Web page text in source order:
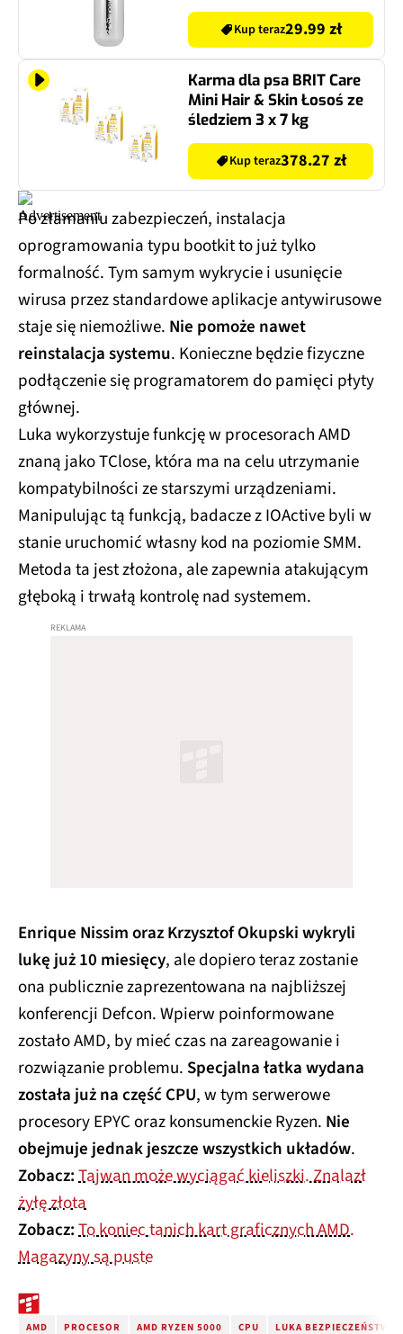
Kup teraz29.99 zł
Karma dla psa BRIT Care
Mini Hair & Skin Łosoś ze
śledziem 3 x 7 kg
Kup teraz378.27 zł
Po złamaniu zabezpieczeń, instalacja
oprogramowania typu bootkit to już tylko
formalność. Tym samym wykrycie i usunięcie
wirusa przez standardowe aplikacje antywirusowe
staje się niemożliwe. Nie pomoże nawet
reinstalacja systemu. Konieczne będzie fizyczne
podłączenie się programatorem do pamięci płyty
głównej.
Luka wykorzystuje funkcję w procesorach AMD
znaną jako TClose, która ma na celu utrzymanie
kompatybilności ze starszymi urządzeniami.
Manipulując tą funkcją, badacze z IOActive byli w
stanie uruchomić własny kod na poziomie SMM.
Metoda ta jest złożona, ale zapewnia atakującym
głęboką i trwałą kontrolę nad systemem.
Enrique Nissim oraz Krzysztof Okupski wykryli
lukę już 10 miesięcy, ale dopiero teraz zostanie
ona publicznie zaprezentowana na najbliższej
konferencji Defcon. Wpierw poinformowane
zostało AMD, by mieć czas na zareagowanie i
rozwiązanie problemu. Specjalna łatka wydana
została już na część CPU, w tym serwerowe
procesory EPYC oraz konsumenckie Ryzen. Nie
obejmuje jednak jeszcze wszystkich układów.
Zobacz:Tajwan może wyciągać kieliszki. Znalazł
żyłę złota
Zobacz:To koniec tanich kart graficznych AMD.
Magazyny są puste
AMD PROCESOR AMD RYZEN 5000 CPU LUKA BEZPIECZEŃSTWA